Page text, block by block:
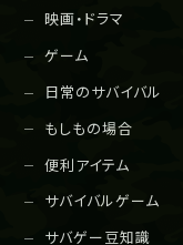
映画・ドラマ
ゲーム
日常のサバイバル
もしもの場合
便利アイテム
サバイバルゲーム
サバゲー豆知識